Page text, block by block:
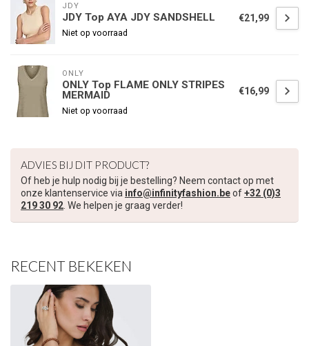
JDY
JDY Top AYA JDY SANDSHELL
Niet op voorraad
€21,99
ONLY
ONLY Top FLAME ONLY STRIPES
MERMAID
Niet op voorraad
€16,99
ADVIES BIJ DIT PRODUCT?
Of heb je hulp nodig bij je bestelling? Neem contact op met
onze klantenservice via info@infinityfashion.beof+32 (0)3
219 30 92. We helpen je graag verder!
RECENT BEKEKEN
Schrijf je in voor onze nieuwsbrief om op de hoogte te blijven
over onze nieuwe collectie, en ontvang
volgende aankoop! 😀
Inschrijven
Je korting is geldig bij een minimale bestelwaarde van €45,00